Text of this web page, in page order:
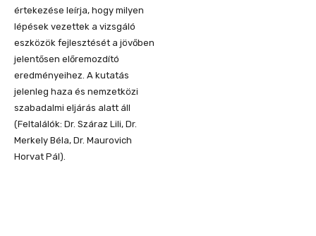
értekezése leírja, hogy milyen
lépések vezettek a vizsgáló
eszközök fejlesztését a jövőben
jelentősen előremozdító
eredményeihez. A kutatás
jelenleg haza és nemzetközi
szabadalmi eljárás alatt áll
(Feltalálók: Dr. Száraz Lili, Dr.
Merkely Béla, Dr. Maurovich
Horvat Pál).